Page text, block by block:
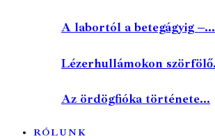
A labortól a betegágyig –...
Lézerhullámokon
Az ördögfióka története...
RÓLUNK